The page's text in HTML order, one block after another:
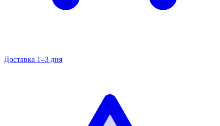
Доставка 1–3 дня